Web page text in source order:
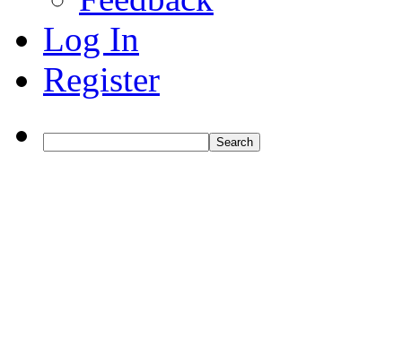
Log In
Register
Search